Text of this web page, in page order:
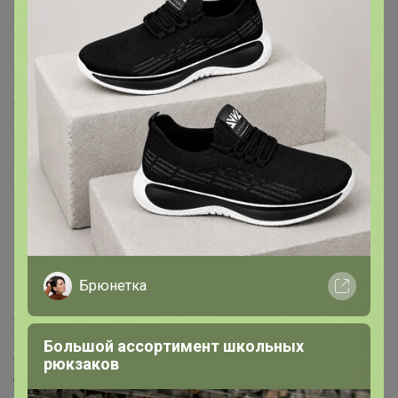
обжарены темнее среднего, на некоторых допускается
небольшое выступление масла. Подойдут ценителям
классического эспрессо и любителям плотного
насыщенного вкуса с горчинкой в турке, моке или
френч-прессе.
Кислинка ⚫⚪⚪⚪⚪⚪⚪⚪⚪
Горчинка ⚫⚫⚫⚫⚪⚪⚪⚪⚪
Насыщенность ⚫⚫⚫⚫⚫⚫ ⚪⚪⚪
В чашке этого кофе преобладает какао-профиль, вы
орехов. Рекомендуем в качестве бюджетного кофе для
автоматических кофемашин.
Брюнетка
Большой ассортимент школьных
рюкзаков